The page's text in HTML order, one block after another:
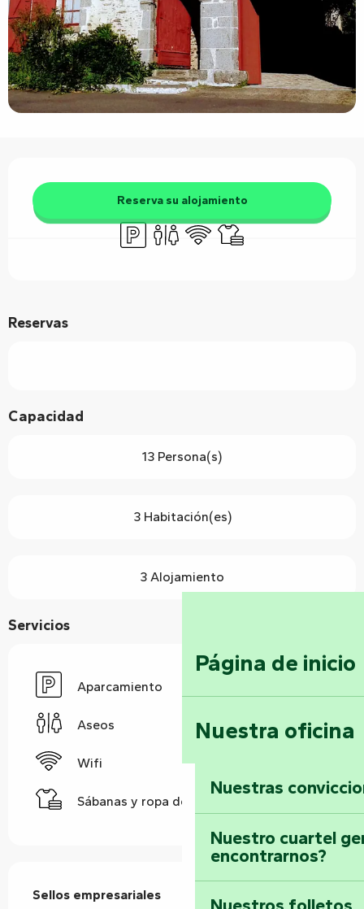
Página de inicio
Nuestra oficina
Nuestras
Nuestro cuartel
encontrarnos?
Reserva su alojamiento
Aparcamiento
AseosWifi Sábanas y ropa de cama
Reservas
Capacidad
13 Persona(s)
3 Habitación(es)
3 Alojamiento
Servicios
Aparcamiento
Aseos
Wifi
Sábanas y ropa de cama
Sellos empresariales
Sellos empresariales